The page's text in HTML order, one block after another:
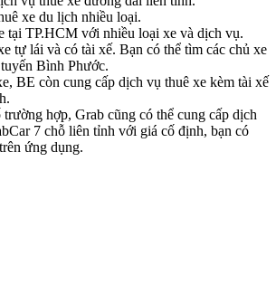
xe du lịch nhiều loại.
tại TP.HCM với nhiều loại xe và dịch vụ.
tự lái và có tài xế. Bạn có thể tìm các chủ xe
Bình Phước.
BE còn cung cấp dịch vụ thuê xe kèm tài xế
hợp, Grab cũng có thể cung cấp dịch
7 chỗ liên tỉnh với giá cố định, bạn có
ứng dụng.